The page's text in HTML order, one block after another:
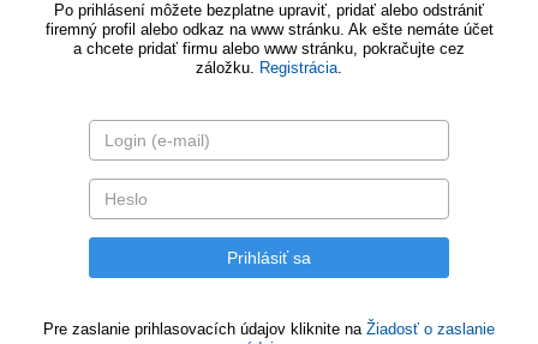
Po prihlásení môžete bezplatne upraviť, pridať alebo odstrániť
firemný profil alebo odkaz na www stránku. Ak ešte nemáte účet
a chcete pridať firmu alebo www stránku, pokračujte cez
záložku. Registrácia.
Pre zaslanie prihlasovacích údajov kliknite na Žiadosť o zaslanie